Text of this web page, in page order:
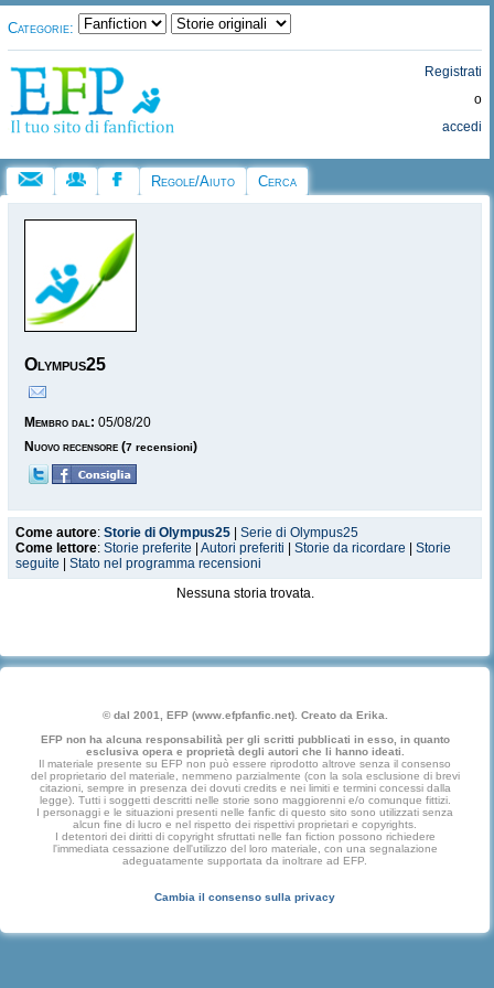
Categorie:
Registrati
o
accedi
Regole/Aiuto Cerca
Olympus25
Membro dal: 05/08/20
Nuovo recensore (7 recensioni)
Come autore: Storie di Olympus25
Serie di Olympus25
Come lettore: Storie preferite Autori preferiti Storie da ricordare
Storie
seguite
Stato nel programma recensioni
Nessuna storia trovata.
© dal 2001, EFP (www.efpfanfic.net). Creato da Erika.
EFP non ha alcuna responsabilità per gli scritti pubblicati in esso, in quanto
esclusiva opera e proprietà degli autori che li hanno ideati.
Il materiale presente su EFP non può essere riprodotto altrove senza il consenso
del proprietario del materiale, nemmeno parzialmente (con la sola esclusione di brevi
citazioni, sempre in presenza dei dovuti credits e nei limiti e termini concessi dalla
legge). Tutti i soggetti descritti nelle storie sono maggiorenni e/o comunque fittizi.
I personaggi e le situazioni presenti nelle fanfic di questo sito sono utilizzati senza
alcun fine di lucro e nel rispetto dei rispettivi proprietari e copyrights.
I detentori dei diritti di copyright sfruttati nelle fan fiction possono richiedere
l'immediata cessazione dell'utilizzo del loro materiale, con una segnalazione
adeguatamente supportata da inoltrare ad EFP.
Cambia il consenso sulla privacy